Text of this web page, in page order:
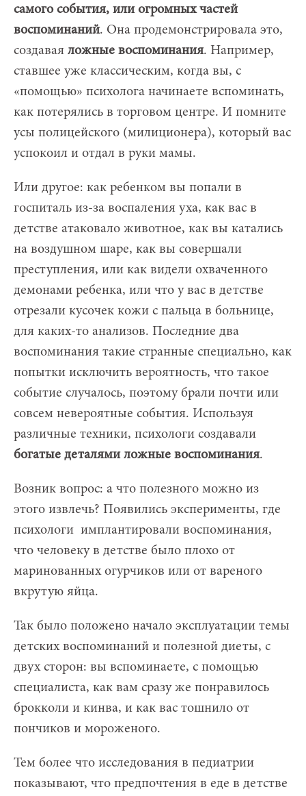
самого события, или огромных частей
воспоминаний. Она продемонстрировала это,
создавая ложные воспоминания. Например,
ставшее уже классическим, когда вы, с
«помощью» психолога начинаете вспоминать,
как потерялись в торговом центре. И помните
усы полицейского (милиционера), который вас
успокоил и отдал в руки мамы.
Или другое: как ребенком вы попали в
госпиталь из-за воспаления уха, как вас в
детстве атаковало животное, как вы катались
на воздушном шаре, как вы совершали
преступления, или как видели охваченного
демонами ребенка, или что у вас в детстве
отрезали кусочек кожи с пальца в больнице,
для каких-то анализов. Последние два
воспоминания такие странные специально, как
попытки исключить вероятность, что такое
событие случалось, поэтому брали почти или
совсем невероятные события. Используя
различные техники, психологи создавали
богатые деталями ложные воспоминания.
Возник вопрос: а что полезного можно из
этого извлечь? Появились эксперименты, где
психологи имплантировали воспоминания,
что человеку в детстве было плохо от
маринованных огурчиков или от вареного
вкрутую яйца.
Так было положено начало эксплуатации темы
детских воспоминаний и полезной диеты, с
двух сторон: вы вспоминаете, с помощью
специалиста, как вам сразу же понравилось
брокколи и кинва, и как вас тошнило от
пончиков и мороженого.
Тем более что исследования в педиатрии
показывают, что предпочтения в еде в детстве